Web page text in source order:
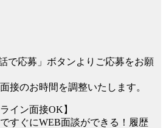
で応募」ボタンよりご応募をお願
接のお時間を調整いたします。
イン面接OK】
すぐにWEB面談ができる！履歴